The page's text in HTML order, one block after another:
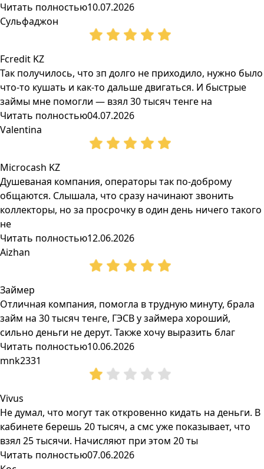
Читать полностью10.07.2026
Сульфаджон
Fcredit KZ
Так получилось, что зп долго не приходило, нужно было
что-то кушать и как-то дальше двигаться. И быстрые
займы мне помогли — взял 30 тысяч тенге на
Читать полностью04.07.2026
Valentina
Microcash KZ
Душеваная компания, операторы так по-доброму
общаются. Слышала, что сразу начинают звонить
коллекторы, но за просрочку в один день ничего такого
не
Читать полностью12.06.2026
Aizhan
Займер
Отличная компания, помогла в трудную минуту, брала
займ на 30 тысяч тенге, ГЭСВ у займера хороший,
сильно деньги не дерут. Также хочу выразить благ
Читать полностью10.06.2026
mnk2331
Vivus
Не думал, что могут так откровенно кидать на деньги. В
кабинете берешь 20 тысяч, а смс уже показывает, что
взял 25 тысячи. Начисляют при этом 20 ты
Читать полностью07.06.2026